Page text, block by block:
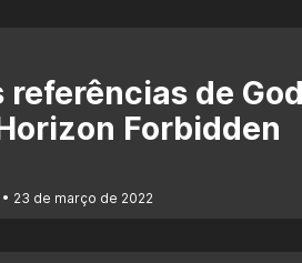
referências de
Forbidden
23 de março de 2022